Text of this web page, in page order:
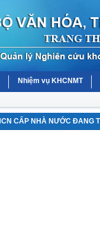
Nhiệm vụ KHCNMT
CẤP NHÀ NƯỚC ĐANG